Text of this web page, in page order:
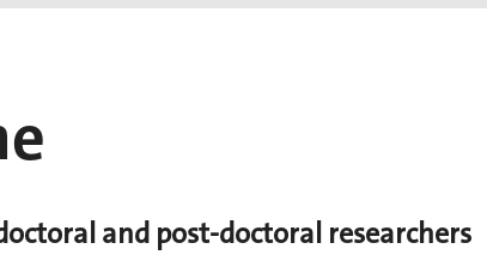
and post-doctoral researchers